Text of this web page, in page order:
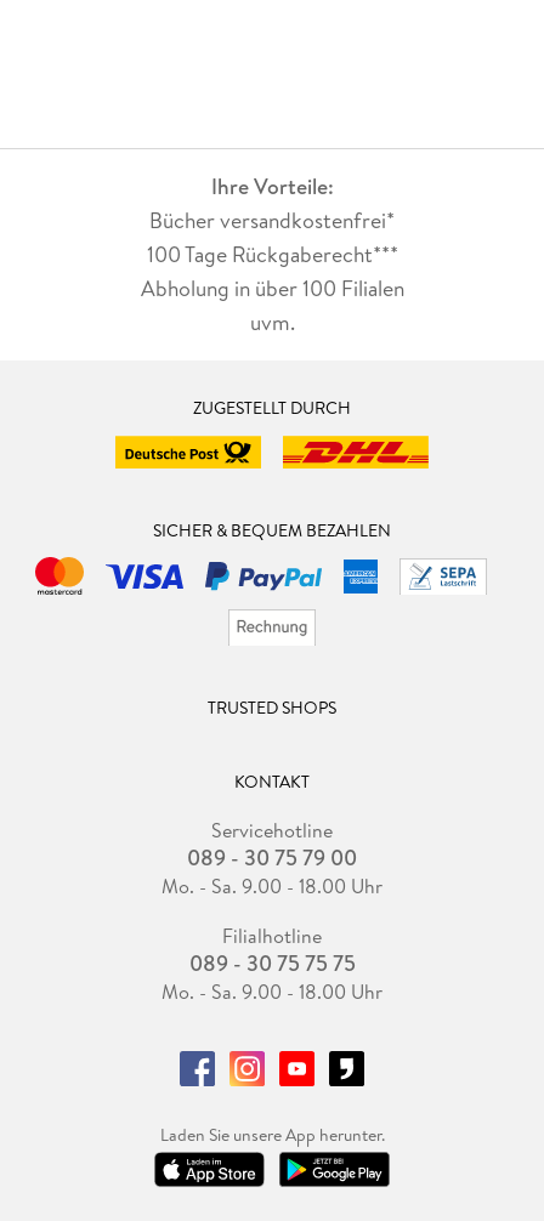
Ihre Vorteile:
Bücher versandkostenfrei*
100 Tage Rückgaberecht***
Abholung in über 100 Filialen
uvm.
ZUGESTELLT DURCH
SICHER & BEQUEM BEZAHLEN
TRUSTED SHOPS
KONTAKT
Servicehotline
089 - 30 75 79 00
Mo. - Sa. 9.00 - 18.00 Uhr
Filialhotline
089 - 30 75 75 75
Mo. - Sa. 9.00 - 18.00 Uhr
Laden Sie unsere App herunter.